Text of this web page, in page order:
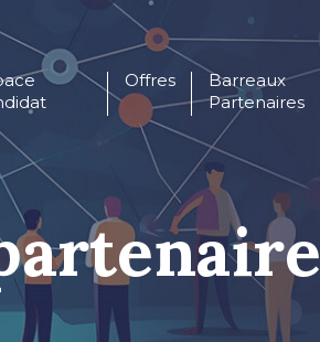
Offres
Barreaux
Partenaires